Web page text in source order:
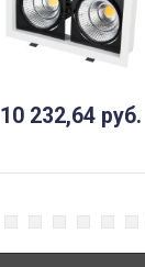
10 232,64 руб.